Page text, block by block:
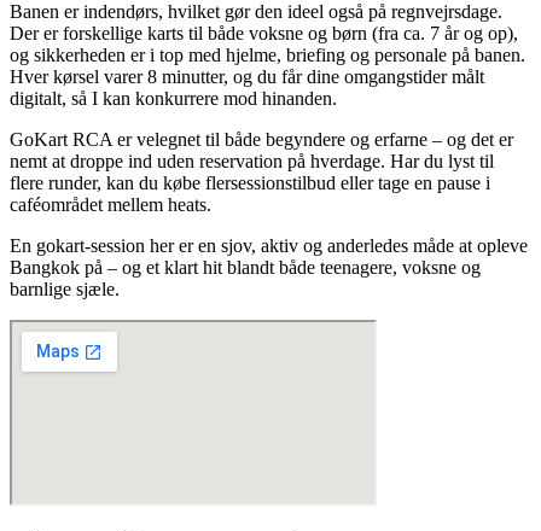
Banen er indendørs, hvilket gør den ideel også på regnvejrsdage.
Der er forskellige karts til både voksne og børn (fra ca. 7 år og op),
og sikkerheden er i top med hjelme, briefing og personale på banen.
Hver kørsel varer 8 minutter, og du får dine omgangstider målt
digitalt, så I kan konkurrere mod hinanden.
GoKart RCA er velegnet til både begyndere og erfarne – og det er
nemt at droppe ind uden reservation på hverdage. Har du lyst til
flere runder, kan du købe flersessionstilbud eller tage en pause i
caféområdet mellem heats.
En gokart-session her er en sjov, aktiv og anderledes måde at opleve
Bangkok på – og et klart hit blandt både teenagere, voksne og
barnlige sjæle.